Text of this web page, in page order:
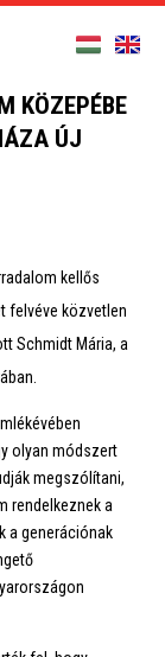
KÖZEPÉBE
ÚJ
kellős
felvéve közvetlen
Schmidt Mária, a
olyan módszert
megszólítani,
rendelkeznek a
a generációnak